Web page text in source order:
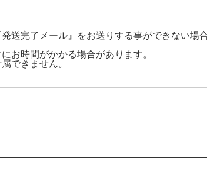
送完了メール』をお送りする事ができない場
お時間がかかる場合があります。
できません。